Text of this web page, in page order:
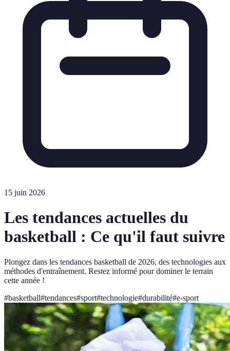
15 juin 2026
Les tendances actuelles du
basketball : Ce qu'il faut suivre
Plongez dans les tendances basketball de 2026, des technologies aux
méthodes d'entraînement. Restez informé pour dominer le terrain
cette année !
#basketball#tendances#sport#technologie#durabilité#e-sport